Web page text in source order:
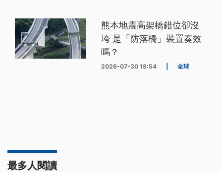
熊本地震高架橋錯位卻沒
垮 是「防落橋」裝置奏效
嗎？
2026-07-30 18:54 全球
最多人閱讀